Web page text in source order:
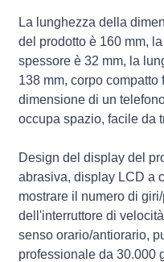
La lunghezza della
del prodotto è 160 mm,
spessore è 32 mm, la
138 mm, corpo compatto
dimensione di un
occupa spazio, facile da
Design del display del
abrasiva, display LCD a
mostrare il numero di
dell'interruttore di
senso orario/antiorario,
professionale da 30.000